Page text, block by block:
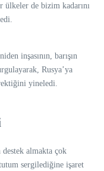
de bizim kadarını
inşasının, barışın
Rusya’ya
yineledi.
destek almakta çok
sergilediğine işaret